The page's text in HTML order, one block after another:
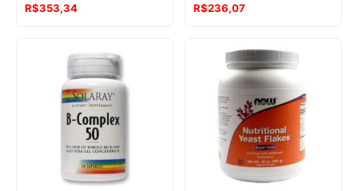
R$353,34
R$236,07